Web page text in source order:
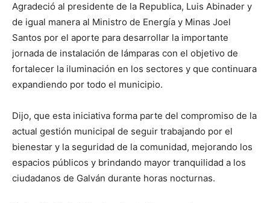
Agradeció al presidente de la Republica, Luis Abinader y
de igual manera al Ministro de Energía y Minas Joel
Santos por el aporte para desarrollar la importante
jornada de instalación de lámparas con el objetivo de
fortalecer la iluminación en los sectores y que continuara
expandiendo por todo el municipio.
Dijo, que esta iniciativa forma parte del compromiso de la
actual gestión municipal de seguir trabajando por el
bienestar y la seguridad de la comunidad, mejorando los
espacios públicos y brindando mayor tranquilidad a los
ciudadanos de Galván durante horas nocturnas.